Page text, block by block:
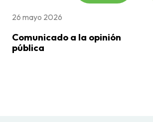
26 mayo 2026
Comunicado a la opinión
pública